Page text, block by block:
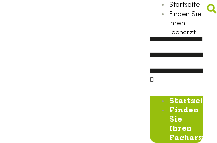
Startseite
Finden Sie
Ihren
Facharzt
Startseite
Finden
Sie
Ihren
Facharzt